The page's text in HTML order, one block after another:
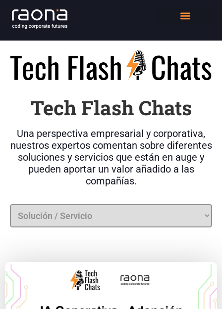
Tech Flash Chats
Una perspectiva empresarial y corporativa,
nuestros expertos comentan sobre diferentes
soluciones y servicios que están en auge y
pueden aportar un valor añadido a las
compañías.